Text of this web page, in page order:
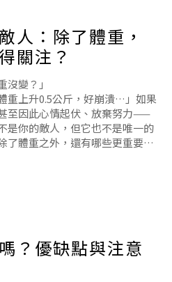
人：除了體重，
關注？
沒變？」
重上升0.5公斤，好崩潰…」如果
至因此心情起伏、放棄努力——
是你的敵人，但它也不是唯一的
了體重之外，還有哪些更重要的
多因素影響：因素影響程度說
期、喝水多少，一天可差1-2公斤
？優缺點與注意